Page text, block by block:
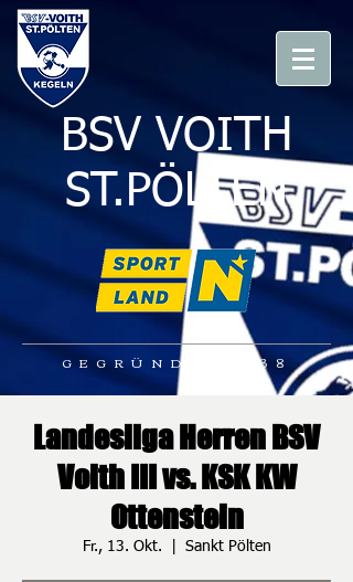
BSV VOITH
ST.PÖLTEN
GEGRÜNDET 1938
Landesliga Herren BSV
Voith III vs. KSK KW
Ottenstein
Fr., 13. Okt. Sankt Pölten